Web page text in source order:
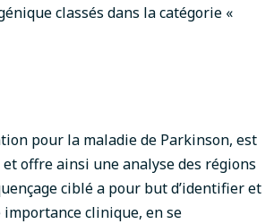
classés dans la catégorie «
pour la maladie de Parkinson, est
offre ainsi une analyse des régions
ciblé a pour but d’identifier et
clinique, en se